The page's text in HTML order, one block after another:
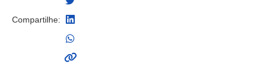
Compartilhe: